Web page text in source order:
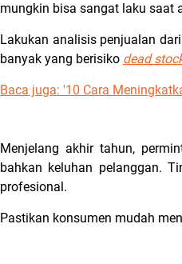
mungkin bisa sangat laku saat
Lakukan analisis penjualan
banyak yang berisiko dead
Baca juga: '10 Cara
Menjelang akhir tahun,
bahkan keluhan pelanggan.
profesional.
Pastikan konsumen mudah